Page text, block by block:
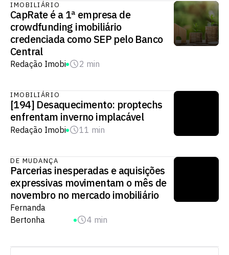
IMOBILIÁRIO
CapRate é a 1ª empresa de
crowdfunding imobiliário
credenciada como SEP pelo Banco
Central
Redação Imobi 2 min
IMOBILIÁRIO
[194] Desaquecimento: proptechs
enfrentam inverno implacável
Redação Imobi 11 min
DE MUDANÇA
Parcerias inesperadas e aquisições
expressivas movimentam o mês de
novembro no mercado imobiliário
Fernanda
Bertonha
4 min